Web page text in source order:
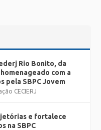
Rio Bonito, da
com a
pela SBPC Jovem
CECIERJ
e fortalece
na SBPC